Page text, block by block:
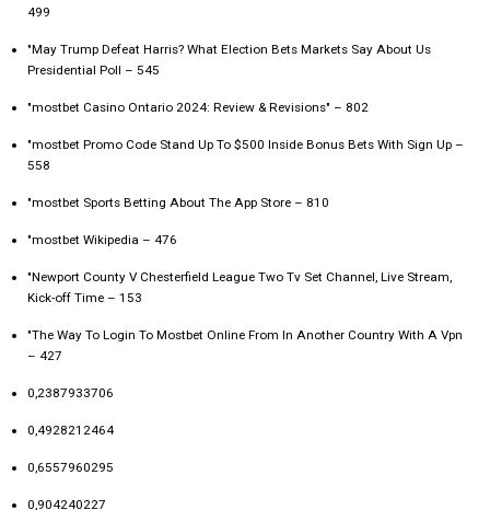
499
"May Trump Defeat Harris? What Election Bets Markets Say About Us
Presidential Poll – 545
"mostbet Casino Ontario 2024: Review & Revisions" – 802
"mostbet Promo Code Stand Up To $500 Inside Bonus Bets With Sign Up –
558
"‎mostbet Sports Betting About The App Store – 810
"mostbet Wikipedia – 476
"Newport County V Chesterfield League Two Tv Set Channel, Live Stream,
Kick-off Time – 153
"The Way To Login To Mostbet Online From In Another Country With A Vpn
– 427
0,2387933706
0,4928212464
0,6557960295
0,904240227